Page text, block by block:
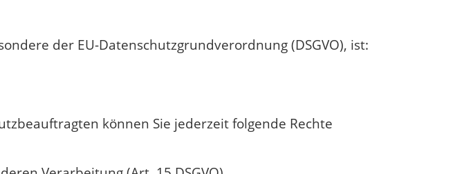
der EU-Datenschutzgrundverordnung (DSGVO), ist:
können Sie jederzeit folgende Rechte